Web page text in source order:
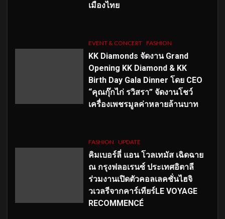
เมืองไทย
EVENT & CONCERT FASHION
KK Diamonds จัดงาน Grand
Opening KK Diamond & KK
Birth Day Gala Dinner โดย CEO
“คุณกุ๊กไก่ รวิสรา” จัดงานโชว์
เครื่องเพชรมูลค่าหลายล้านบาท
FASHION UPDATE
คิมเบอร์ลี่ แอน โวลเทมัส เฉิดฉาย
ณ กรุงฟลอเรนซ์ ประเทศอิตาลี
ร่วมงานเปิดตัวคอลเลคชั่นไฮจิ
วเวลรีจากคาร์เทียร์LE VOYAGE
RECOMMENCÉ